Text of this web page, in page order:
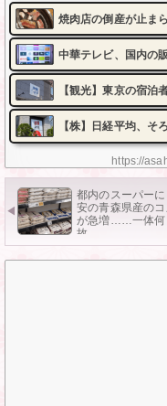
https://
焼肉店の倒産が止ま
中華テレビ、国内の
【観光】東京の宿泊
【株】日経平均、そ
都内のスーパーに
安の青森県産のコ
が急増……一体何
故……